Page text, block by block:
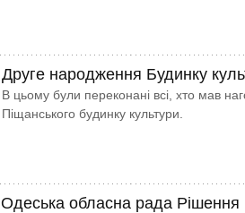
Друге народження Будинку
В цьому були переконані всі, хто мав
Піщанського будинку культури.
Одеська обласна рада Рішення